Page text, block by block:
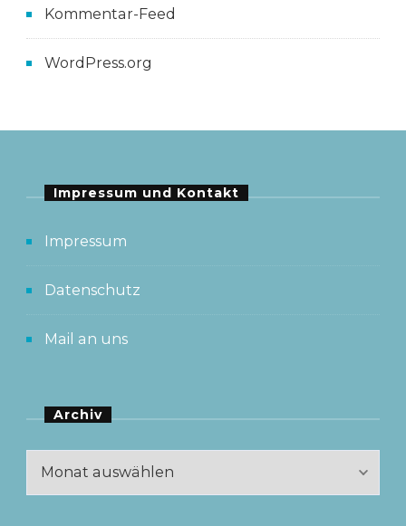
Kommentar-Feed
WordPress.org
Impressum und Kontakt
Impressum
Datenschutz
Mail an uns
Archiv
Archiv